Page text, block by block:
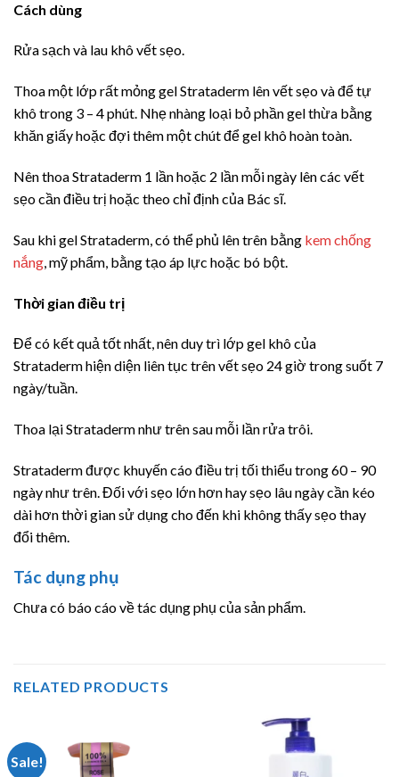
Cách dùng
Rửa sạch và lau khô vết sẹo.
Thoa một lớp rất mỏng gel Strataderm lên vết sẹo và để tự
khô trong 3 – 4 phút. Nhẹ nhàng loại bỏ phần gel thừa bằng
khăn giấy hoặc đợi thêm một chút để gel khô hoàn toàn.
Nên thoa Strataderm 1 lần hoặc 2 lần mỗi ngày lên các vết
sẹo cần điều trị hoặc theo chỉ định của Bác sĩ.
Sau khi gel Strataderm, có thể phủ lên trên bằng kem chống
nắng, mỹ phẩm, bằng tạo áp lực hoặc bó bột.
Thời gian điều trị
Để có kết quả tốt nhất, nên duy trì lớp gel khô của
Strataderm hiện diện liên tục trên vết sẹo 24 giờ trong suốt 7
ngày/tuần.
Thoa lại Strataderm như trên sau mỗi lần rửa trôi.
Strataderm được khuyến cáo điều trị tối thiểu trong 60 – 90
ngày như trên. Đối với sẹo lớn hơn hay sẹo lâu ngày cần kéo
dài hơn thời gian sử dụng cho đến khi không thấy sẹo thay
đổi thêm.
Tác dụng phụ
Chưa có báo cáo về tác dụng phụ của sản phẩm.
RELATED PRODUCTS
Sale!